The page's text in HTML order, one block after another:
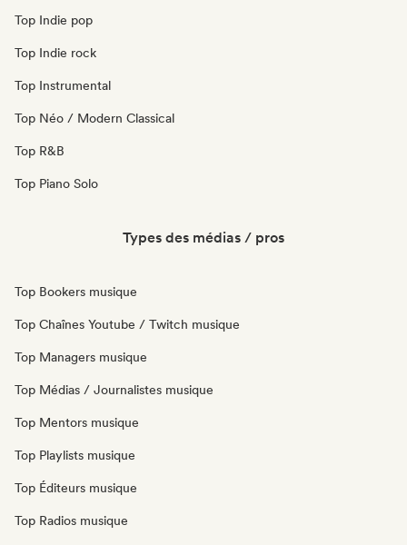
Top Indie pop
Top Indie rock
Top Instrumental
Top Néo / Modern Classical
Top R&B
Top Piano Solo
Types des médias / pros
Top Bookers musique
Top Chaînes Youtube / Twitch musique
Top Managers musique
Top Médias / Journalistes musique
Top Mentors musique
Top Playlists musique
Top Éditeurs musique
Top Radios musique